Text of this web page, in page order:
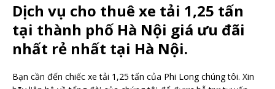
Dịch vụ cho thuê xe tải 1,25 tấn
tại thành phố Hà Nội giá ưu đãi
nhất rẻ nhất tại Hà Nội.
Bạn cần đến chiếc xe tải 1,25 tấn của Phi Long chúng tôi. Xin